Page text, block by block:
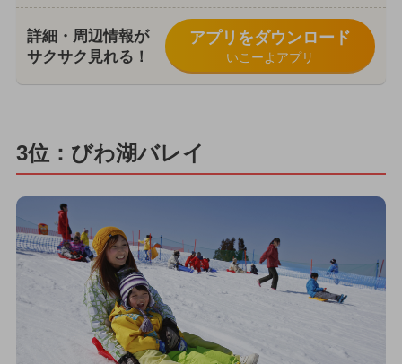
詳細・周辺情報が
サクサク見れる！
アプリをダウンロード
いこーよアプリ
3位：びわ湖バレイ